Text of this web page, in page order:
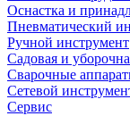
Оснастка и
Пневматический
Ручной инструмент
Садовая и
Сварочные
Сетевой
Сервис